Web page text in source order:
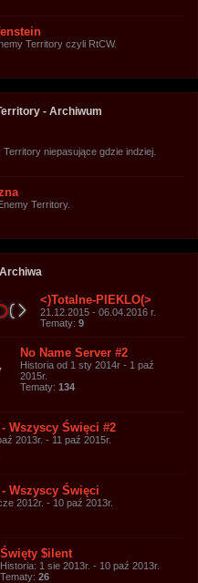
Territory czyli RtCW.
- Archiwum
niepasujące gdzie indziej.
Territory.
<)Totalne-PIEKLO(>
21.12.2015 - 06.04.2016 r.
Tematy: 9
No Name Server #2
Historia od 1 sty 2014r - 1 paź
2015r.
Tematy: 134
Wszyscy Święci #2
2013r. - 11 paź 2015r.
Wszyscy Święci
2012r. - 10 paź 2013r.
Święty $ilent
Historia: 1 sie 2013r. - 10 paź 2013r.
Tematy: 26